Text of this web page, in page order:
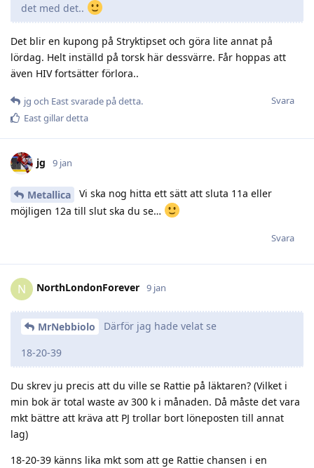
det med det..
Det blir en kupong på Stryktipset och göra lite annat på
lördag. Helt inställd på torsk här dessvärre. Får hoppas att
även HIV fortsätter förlora..
Svara
jg och Eastsvarade på detta.
Eastgillar detta
jg 9 jan
Metallica
Vi ska nog hitta ett sätt att sluta 11a eller
möjligen 12a till slut ska du se…
Svara
N NorthLondonForever 9 jan
MrNebbiolo Därför jag hade velat se
18-20-39
Du skrev ju precis att du ville se Rattie på läktaren? (Vilket i
min bok är total waste av 300 k i månaden. Då måste det vara
mkt bättre att kräva att PJ trollar bort löneposten till annat
lag)
18-20-39 känns lika mkt som att ge Rattie chansen i en